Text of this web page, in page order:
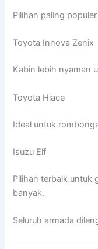
Pilihan paling
Toyota Innova Zenix
Kabin lebih nyaman
Toyota Hiace
Ideal untuk
Isuzu Elf
Pilihan terbaik untuk
banyak.
Seluruh armada